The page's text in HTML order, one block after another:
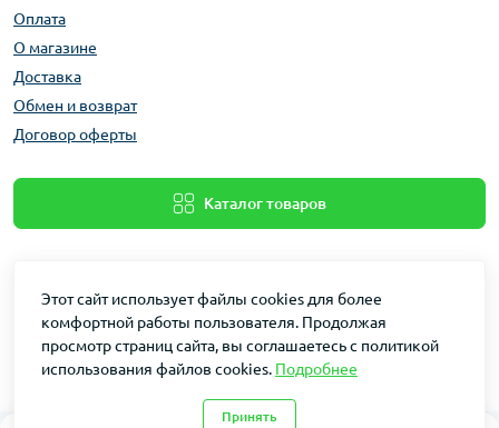
Оплата
О магазине
Доставка
Обмен и возврат
Договор оферты
Каталог товаров
Dakin © 2026
Этот сайт использует файлы cookies для более
комфортной работы пользователя. Продолжая
просмотр страниц сайта, вы соглашаетесь с политикой
использования файлов cookies. Подробнее
Принять